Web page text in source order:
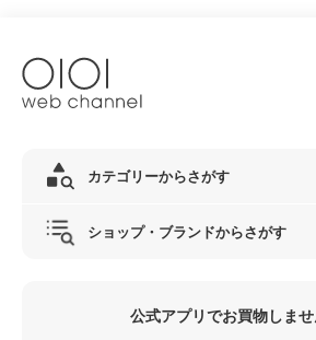
カテゴリーからさがす
ショップ・ブランドからさがす
公式アプリでお買物しませ